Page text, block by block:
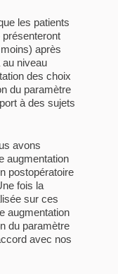
les patients
présenteront
après
au niveau
des choix
du paramètre
à des sujets
avons
augmentation
postopératoire
fois la
sur ces
augmentation
du paramètre
avec nos